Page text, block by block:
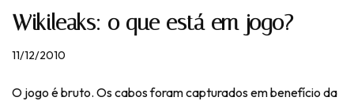
Wikileaks: o que está em jogo?
11/12/2010
O jogo é bruto. Os cabos foram capturados em benefício da